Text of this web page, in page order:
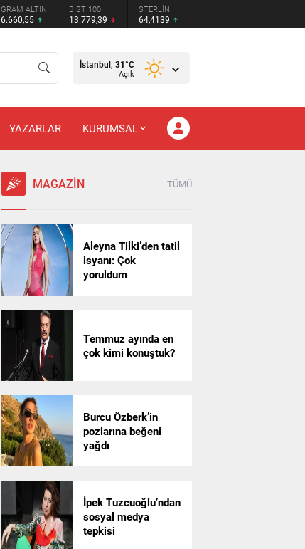
GRAM ALTIN
6.660,55
BIST 100
13.779,39
STERLİN
64,4139
İstanbul, 31°C
Açık
YAZARLAR KURUMSAL
MAGAZİN TÜMÜ
Aleyna Tilki’den tatil
isyanı: Çok
yoruldum
Temmuz ayında en
çok kimi konuştuk?
Burcu Özberk’in
pozlarına beğeni
yağdı
İpek Tuzcuoğlu’ndan
sosyal medya
tepkisi